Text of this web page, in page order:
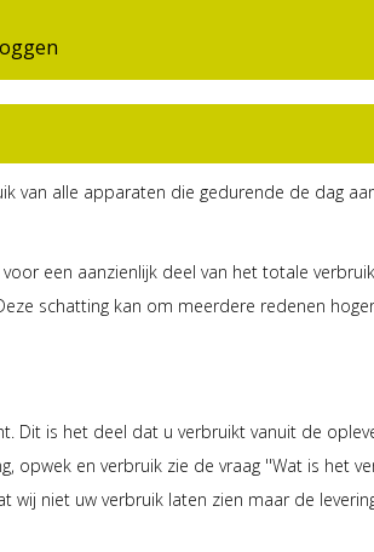
van alle apparaten die gedurende de dag
een aanzienlijk deel van het totale
schatting kan om meerdere redenen
is het deel dat u verbruikt vanuit de
en verbruik zie de vraag ''Wat is het
niet uw verbruik laten zien maar de